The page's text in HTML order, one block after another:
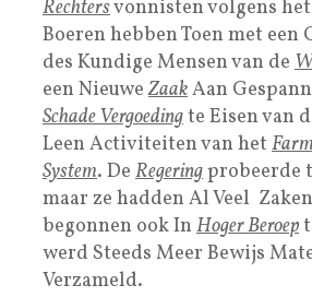
Rechtersvonnisten volgens het
Boeren hebben Toen met een
des Kundige Mensen van de
een NieuweZaakAan
Schade Vergoedingte Eisen van
Leen Activiteiten van het
System. De Regeringprobeerde
maar ze hadden Al Veel
begonnen ook In Hoger Beroep
werd Steeds Meer Bewijs
Verzameld.